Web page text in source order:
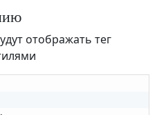
отображать тег